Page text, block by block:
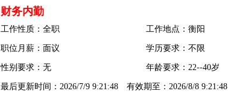
财务内勤
工作性质：全职 工作地点：衡阳
职位月薪：面议 学历要求：不限
性别要求：无 年龄要求：22--40岁
最后更新时间：2026/7/9 9:21:48 有效期至：2026/8/8 9:21:48